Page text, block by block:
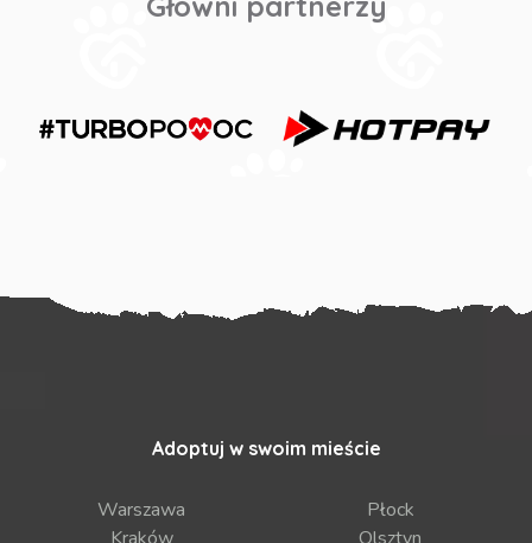
Adoptuj w swoim mieście
Warszawa
Płock